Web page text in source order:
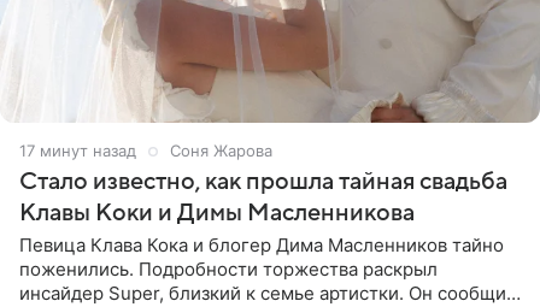
17 минут назад Соня Жарова
Стало известно, как прошла тайная свадьба
Клавы Коки и Димы Масленникова
Певица Клава Кока и блогер Дима Масленников тайно
поженились. Подробности торжества раскрыл
инсайдер Super, близкий к семье артистки. Он сообщил,